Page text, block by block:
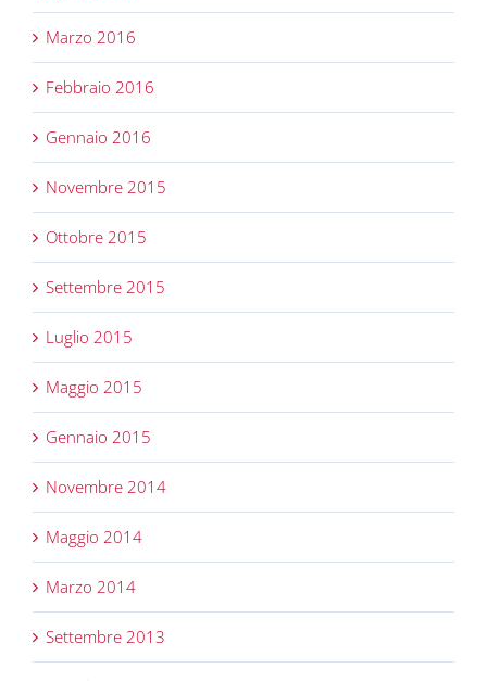
Marzo 2016
Febbraio 2016
Gennaio 2016
Novembre 2015
Ottobre 2015
Settembre 2015
Luglio 2015
Maggio 2015
Gennaio 2015
Novembre 2014
Maggio 2014
Marzo 2014
Settembre 2013